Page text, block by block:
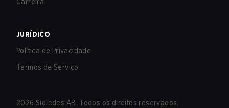
JURÍDICO
Política de Privacidade
Termos de Serviço
2026 Sidledes AB. Todos os direitos reservados.